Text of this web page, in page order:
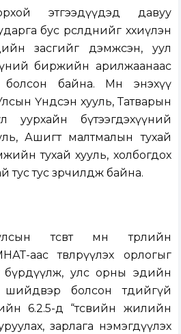
этгээдүүдэд давуу
бус өрсөлдөөнийг хөхиүлэн
засгийг дэмжсэн, уул
биржийн арилжаанаас
байна. Мөн энэхүү
Үндсэн хууль, Татварын
уурхайн бүтээгдэхүүний
Ашигт малтмалын тухай
тухай хууль, холбогдох
тус тус зөрчилдөж байна.
төсөвт мөн төрлийн
аас төвлөрүүлэх орлогыг
бүрдүүлж, улс орны эдийн
шийдвэр болсон төдийгүй
6.2.5-д “төсвийн жилийн
зарлага нэмэгдүүлэх